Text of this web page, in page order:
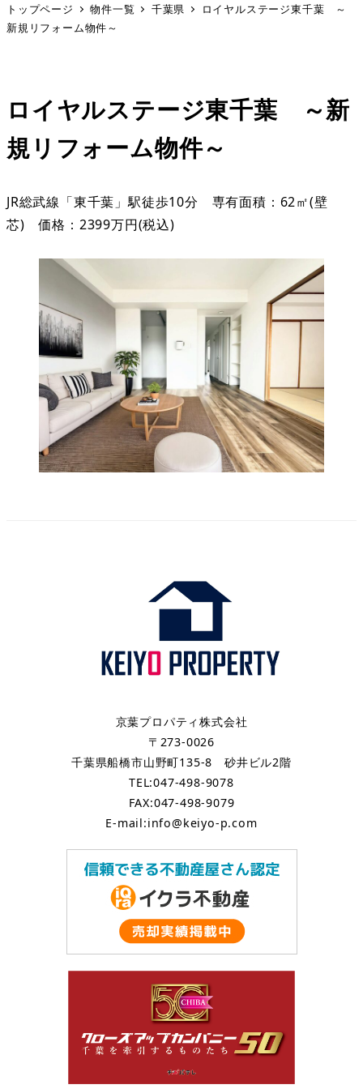
トップページ 物件一覧 千葉県
ロイヤルステージ東千葉 ～
新規リフォーム物件～
ロイヤルステージ東千葉 ～新
規リフォーム物件～
JR総武線「東千葉」駅徒歩10分 専有面積：62㎡(壁
芯) 価格：2399万円(税込)
京葉プロパティ株式会社
〒273-0026
千葉県船橋市山野町135-8 砂井ビル2階
TEL:047-498-9078
FAX:047-498-9079
E-mail:info@keiyo-p.com